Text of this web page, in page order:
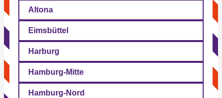
Altona
Eimsbüttel
Harburg
Hamburg-Mitte
Hamburg-Nord